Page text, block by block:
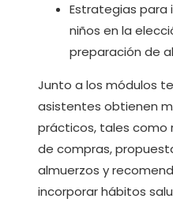
Estrategias para
niños en la
preparación de
Junto a los módulos
asistentes obtienen
prácticos, tales como
de compras,
almuerzos y
incorporar hábitos